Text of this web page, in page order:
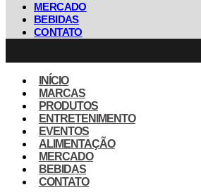
MERCADO
BEBIDAS
CONTATO
INÍCIO
MARCAS
PRODUTOS
ENTRETENIMENTO
EVENTOS
ALIMENTAÇÃO
MERCADO
BEBIDAS
CONTATO